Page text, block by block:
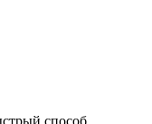
способ